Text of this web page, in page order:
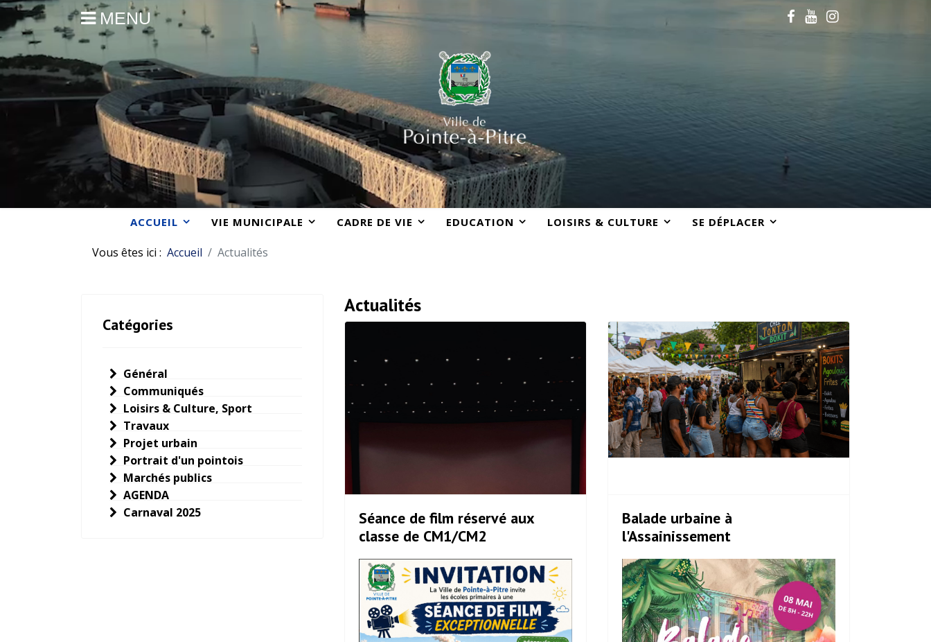
MENU
ACCUEIL VIE MUNICIPALE CADRE DE VIE EDUCATION LOISIRS & CULTURE SE DÉPLACER
Vous êtes ici : Accueil Actualités
Catégories
Général
Communiqués
Loisirs & Culture, Sport
Travaux
Projet urbain
Portrait d'un pointois
Marchés publics
AGENDA
Carnaval 2025
Actualités
Séance de film réservé aux
classe de CM1/CM2
Balade urbaine à
l'Assainissement